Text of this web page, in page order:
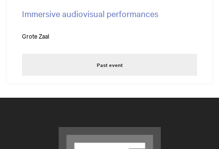
Immersive audiovisual performances
Grote Zaal
Past event